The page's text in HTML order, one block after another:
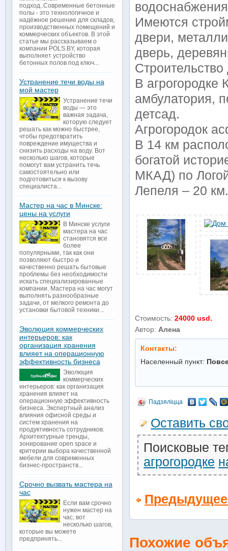
Имеются
двери,
дверь,
В агрогородке
амбулатория,
детсад.
Агрогородок
В 14 км
богатой
МКАД) по
Лепеля – 20
Стоимость:24000 usd.
Автор: Алена
Контакты:
Населенный пункт:
Падзяліцца
Оставить
Поисковые
агрогородке
Похожие
подход..Современные бетонные
полы - это технологичное и
надёжное решение для складов,
производственных помещений и
коммерческих объектов. В этой
статье мы рассказываем о
компании POLS.BY, которая
выполняет устройство
бетонных полов под ключ...
Устранение течи воды на
мой мастер
Устранение течи
воды — это
важная задача,
которую следует
решать как можно быстрее,
чтобы предотвратить
повреждение имущества и
снизить расходы на воду. Вот
несколько шагов, которые
помогут вам устранить течь
самостоятельно или
подготовиться к вызову
специалиста...
Мастер на час в Минске:
цены на услуги
В Минске услуги
мастера на час
становятся все
более
популярными, так как они
позволяют быстро и
качественно решать бытовые
проблемы без необходимости
искать специализированные
компании. Мастера на час могут
выполнять разнообразные
задачи, от мелкого ремонта до
установки бытовой техники...
Эволюция коммерческих
интерьеров: как
организация хранения
влияет на операционную
эффективность бизнеса
Эволюция
коммерческих
интерьеров: как организация
хранения влияет на
операционную эффективность
бизнеса. Экспертный анализ
влияния офисной среды и
систем хранения на
продуктивность сотрудников.
Архитектурные тренды,
зонирование open space и
критерии выбора качественной
мебели для современных
бизнес-пространств...
Срочно вызвать мастера на
час
Если вам срочно
нужен мастер на
час, вот
несколько шагов,
которые вы можете
предпринять...